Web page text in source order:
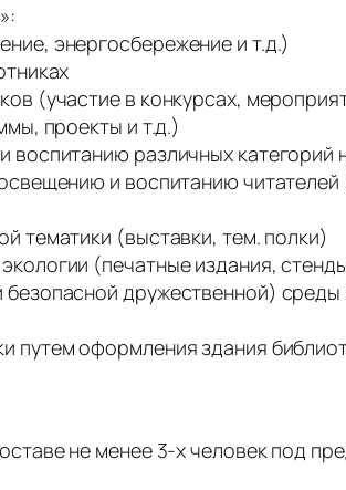
энергосбережение и т.д.)
(участие в конкурсах,
проекты и т.д.)
различных категорий
и воспитанию
тематики (выставки, тем. полки)
(печатные издания,
дружественной)
путем оформления здания
не менее 3-х человек под